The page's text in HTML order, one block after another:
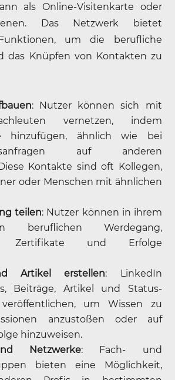
als Online-Visitenkarte oder
Das Netzwerk bietet
um die berufliche
das Knüpfen von Kontakten zu
: Nutzer können sich mit
vernetzen, indem
hinzufügen, ähnlich wie bei
auf anderen
Kontakte sind oft Kollegen,
oder Menschen mit ähnlichen
teilen: Nutzer können in ihrem
beruflichen Werdegang,
Zertifikate und Erfolge
Artikel erstellen: LinkedIn
Beiträge, Artikel und Status-
um Wissen zu
anzustoßen oder auf
hinzuweisen.
Netzwerke: Fach- und
bieten eine Möglichkeit,